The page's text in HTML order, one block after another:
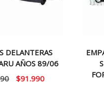
DELANTERAS
AÑOS 89/06
El
$91.990El